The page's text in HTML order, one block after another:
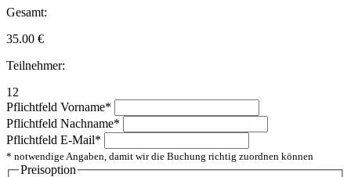
Gesamt:
35.00 €
Teilnehmer:
12
Pflichtfeld Vorname*
Pflichtfeld Nachname*
Pflichtfeld E-Mail*
* notwendige Angaben, damit wir die Buchung richtig zuordnen können
Preisoption